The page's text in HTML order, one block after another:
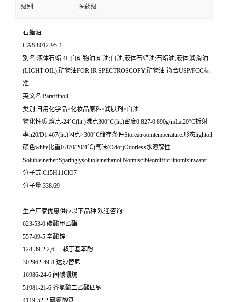
级别 医药级
石蜡油
CAS:8012-95-1
别名:液体石蜡 4L;白矿物油;矿油;白油,液体石蜡油;石蜡油,液体;润滑油
(LIGHT OIL);矿物油FOR IR SPECTROSCOPY;矿物油 符合USP/FCC标
准
英文名:Paraffinoil
类别:日用化学品>化妆品原料>润肤剂>白油
物化性质:熔点-24°C(lit.)沸点300°C(lit.)密度0.827-0.890g/mLat20°C折射
率n20/D1.467(lit.)闪点>300°C储存条件Storeatroomtemperature.形态lightoil
颜色white比重0.870(20/4℃)气味(Odor)Odorless水溶解性
Solubleinether.Sparinglysolubleinethanol.Notmiscibleordifficulttomixinwater.
分子式:C15H11ClO7
分子量:338.69
生产厂家优惠供应以下品种,欢迎咨询:
623-53-0 碳酸甲乙酯
557-09-5 辛酸锌
128-39-2 2,6-二叔丁基苯酚
302962-49-8 达沙替尼
16986-24-6 间碳硼烷
51981-21-6 谷氨酸二乙酸四钠